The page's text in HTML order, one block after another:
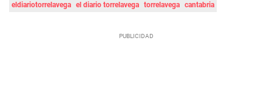
eldiariotorrelavega el diario torrelavega torrelavega cantabria